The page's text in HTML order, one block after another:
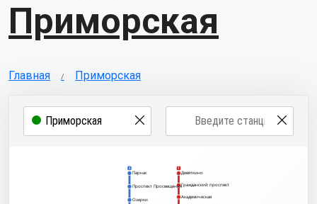
Приморская
Главная Приморская
2 1
Озерки
Проспект Просвещения
Парнас
Академическая
Гражданский проспект
Девяткино